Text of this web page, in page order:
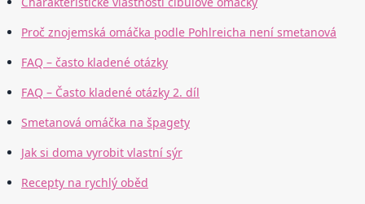
Proč znojemská omáčka podle Pohlreicha není smetanová
FAQ – často kladené otázky
FAQ – Často kladené otázky 2. díl
Smetanová omáčka na špagety
Jak si doma vyrobit vlastní sýr
Recepty na rychlý oběd